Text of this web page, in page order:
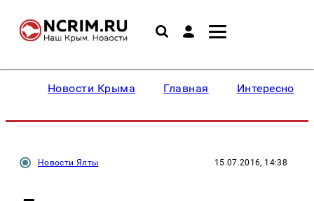
Новости Крыма Главная Интересное
Новости Ялты 15.07.2016, 14:38